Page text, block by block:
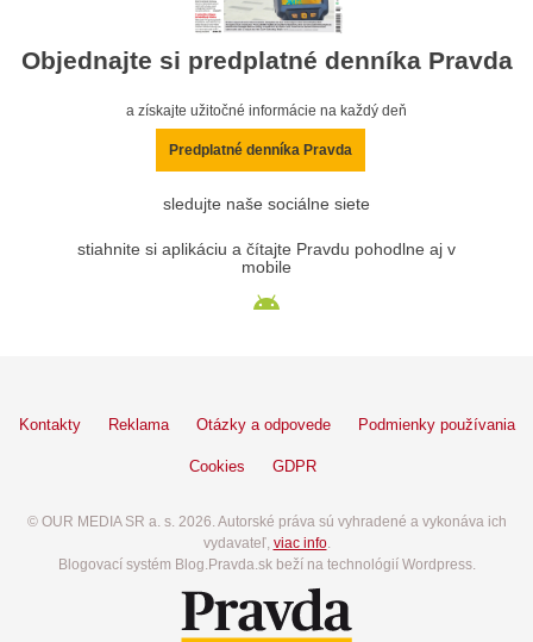
Objednajte si predplatné denníka Pravda
a získajte užitočné informácie na každý deň
Predplatné denníka Pravda
sledujte naše sociálne siete
stiahnite si aplikáciu a čítajte Pravdu pohodlne aj v
mobile
Kontakty Reklama Otázky a odpovede Podmienky používania
Cookies GDPR
© OUR MEDIA SR a. s. 2026. Autorské práva sú vyhradené a vykonáva ich
vydavateľ, viac info.
Blogovací systém Blog.Pravda.sk beží na technológií Wordpress.